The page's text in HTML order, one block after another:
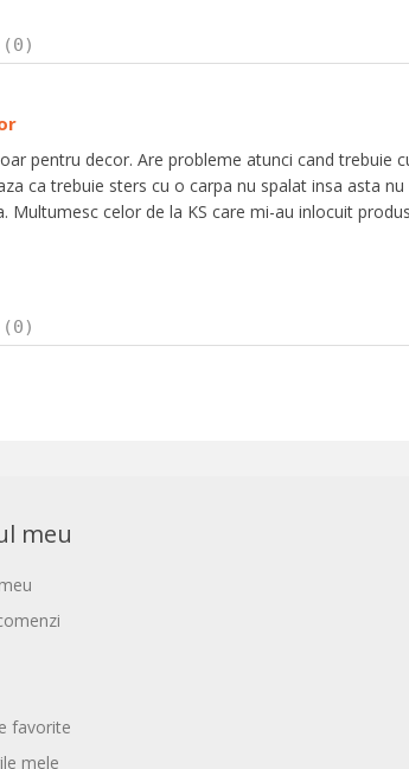
pentru decor. Are probleme atunci cand trebuie
ca trebuie sters cu o carpa nu spalat insa asta
Multumesc celor de la KS care mi-au inlocuit
meu
favorite
mele